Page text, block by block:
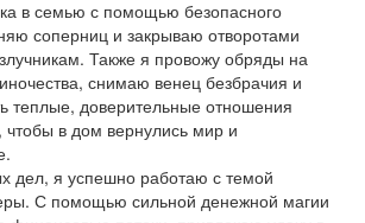
в семью с помощью безопасного
соперниц и закрываю отворотами
Также я провожу обряды на
снимаю венец безбрачия и
теплые, доверительные отношения
чтобы в дом вернулись мир и
дел, я успешно работаю с темой
С помощью сильной денежной магии